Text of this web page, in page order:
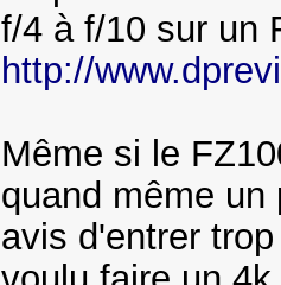
f/4 à f/10 sur un
http://
Même si le
quand même
avis d'entrer